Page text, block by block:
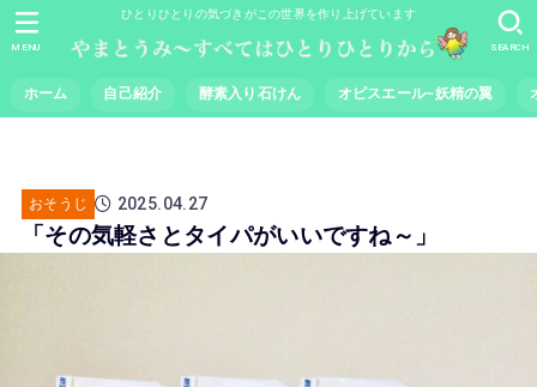
ひとりひとりの気づきがこの世界を作り上げています
ホーム 自己紹介 酵素入り石けん オピスエール~妖精の翼
SEARCH
MENU
おそうじ 2025.04.27
「その気軽さとタイパがいいですね～」